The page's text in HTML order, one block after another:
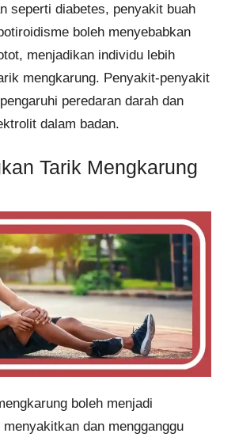
seperti diabetes, penyakit buah
boleh menyebabkan
menjadikan individu lebih
mengkarung. Penyakit-penyakit
peredaran darah dan
dalam badan.
Tarik Mengkarung
boleh menjadi
dan mengganggu